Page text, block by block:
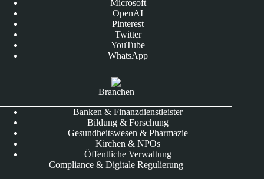
Microsoft
OpenAI
Pinterest
Twitter
YouTube
WhatsApp
Branchen
Banken & Finanzdienstleister
Bildung & Forschung
Gesundheitswesen & Pharmazie
Kirchen & NPOs
Öffentliche Verwaltung
Compliance & Digitale Regulierung